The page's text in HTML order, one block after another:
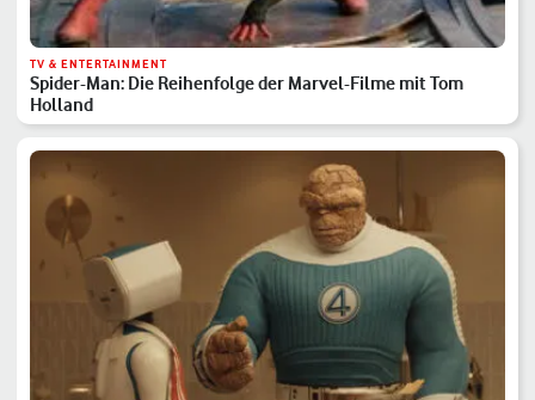
TV & ENTERTAINMENT
Spider-Man: Die Reihenfolge der Marvel-Filme mit Tom
Holland